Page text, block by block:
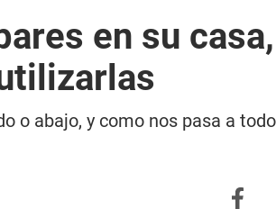
en su
abajo, y como nos pasa a